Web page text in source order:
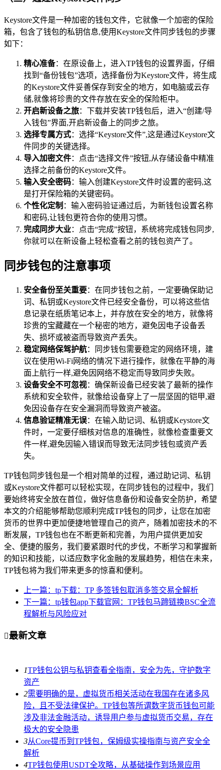
Keystore文件是一种加密的钱包文件，它就像一个加密的保险
箱，包含了钱包的私钥信息,使用Keystore文件同步钱包的步骤
如下：
精心准备：在原设备上，进入TP钱包的设置界面，仔细
找到“备份钱包”选项，选择备份为Keystore文件，将生成
的Keystore文件妥善保存到安全的地方，如电脑或云存
储,就像将珍贵的文件存放在安全的保险柜中。
开启新设备之旅：下载并安装TP钱包后，进入“创建/导
入钱包”界面,开启新设备上的同步之旅。
选择专属方式：选择“Keystore文件”,这是通过Keystore文
件同步的关键选择。
导入加密文件：点击“选择文件”按钮,从存储设备中精准
选择之前备份的Keystore文件。
输入安全密码：输入创建Keystore文件时设置的密码,这
是打开保险箱的关键密码。
个性化定制 ：输入密码验证通过后，为新钱包设置名称
和密码,让钱包更符合你的使用习惯。
完成同步大业：点击“完成”按钮，系统将完成钱包同步,
你就可以在新设备上轻松查看之前的钱包资产了。
同步钱包的注意事项
安全备份至关重要：在同步钱包之前，一定要确保助记
词、私钥或Keystore文件已经安全备份，可以将这些信
息记录在纸质笔记本上，并存放在安全的地方，就像将
珍贵的宝藏藏在一个秘密的地方，避免因电子设备丢
失、损坏或被盗而导致资产丢失。
稳定网络保驾护航：同步钱包需要稳定的网络环境，建
议在使用Wi-Fi网络的情况下进行操作，就像在平静的海
面上航行一样,避免因网络不稳定而导致同步失败。
设备安全不可忽视：确保新设备已经安装了最新的操作
系统和安全软件，就像给设备穿上了一层坚固的铠甲,避
免因设备存在安全漏洞而导致资产被盗。
信息验证精准无误：在输入助记词、私钥或Keystore文
件时，一定要仔细核对信息的准确性，就像检查重要文
件一样,避免因输入错误而导致无法同步钱包或资产丢
失。
TP钱包同步钱包是一个相对简单的过程，通过助记词、私钥
或Keystore文件都可以轻松实现，在同步钱包的过程中，我们
要始终将安全放在首位，做好信息备份和设备安全防护，希望
本文的介绍能够帮助您顺利完成TP钱包的同步，让您在加密
货币的世界中更加便捷地管理自己的资产，随着加密技术的不
断发展，TP钱包也在不断更新和完善，为用户提供更加安
全、便捷的服务，我们要紧跟时代的步伐，不断学习和掌握新
的知识和技能，以适应数字化金融的发展趋势，相信在未来，
TP钱包将为我们带来更多的惊喜和便利。
上一篇：tp下载：TP 多签钱包取消多签交易全解析
下一篇：tp钱包app下载官网：TP钱包马蹄链换BSC全流
程解析与风险应对
最新文章
1TP钱包公钥与私钥查看全指南，安全为先，守护数字
资产
2需要明确的是，虚拟货币相关活动在我国存在诸多风
险，且不受法律保护。TP钱包等所谓数字货币钱包可能
涉及非法金融活动，诱导用户参与虚拟货币交易，存在
极大的安全隐患
3从Core提币到TP钱包，保姆级实操指南与资产安全全
解析
4TP钱包使用USDT全攻略，从基础操作到场景应用